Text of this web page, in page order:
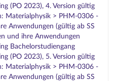
(PO 2023), 4. Version gültig
Materialphysik > PHM-0306 -
Anwendungen (gültig ab SS
und ihre Anwendungen
Bachelorstudiengang
(PO 2023), 5. Version gültig
Materialphysik > PHM-0306 -
Anwendungen (gültig ab SS